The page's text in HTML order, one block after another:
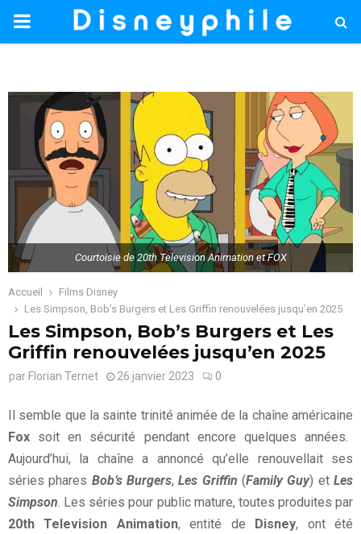
PRIMARY
Courtoisie de 20th Television Animation et FOX
Accueil
Films Disney
Les Simpson, Bob’s Burgers et Les Griffin renouvelées jusqu’en 2025
Les Simpson, Bob’s Burgers et Les
Griffin renouvelées jusqu’en 2025
par Florian Ternet 26 janvier 2023 0
Il semble que la sainte trinité animée de la chaîne américaine
Fox soit en sécurité pendant encore quelques années.
Aujourd’hui, la chaîne a annoncé qu’elle renouvellait ses
séries phares Bob’s Burgers,Les Griffin (Family Guy) etLes
Simpson. Les séries pour public mature, toutes produites par
20th Television Animation, entité de Disney, ont été